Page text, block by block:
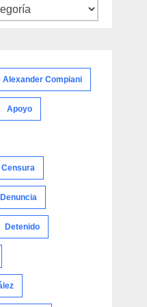
Alexander Compiani
Apoyo
Denuncia
Detenido